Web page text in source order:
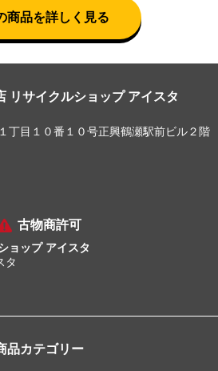
商品を詳しく見る
リサイクルショップ アイスタ
丁目１０番１０号正興鶴瀬駅前ビル２階
古物商許可
ョップ アイスタ
タ
品カテゴリー